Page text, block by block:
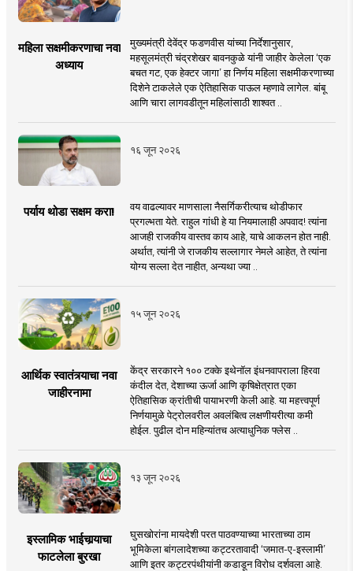
महिला सक्षमीकरणाचा नवा
अध्याय
मुख्यमंत्री देवेंद्र फडणवीस यांच्या निर्देशानुसार,
महसूलमंत्री चंद्रशेखर बावनकुळे यांनी जाहीर केलेला ‘एक
बचत गट, एक हेक्टर जागा’ हा निर्णय महिला सक्षमीकरणाच्या
दिशेने टाकलेले एक ऐतिहासिक पाऊल म्हणावे लागेल. बांबू
आणि चारा लागवडीतून महिलांसाठी शाश्वत ..
१६ जून २०२६
पर्याय थोडा सक्षम करा!
वय वाढल्यावर माणसाला नैसर्गिकरीत्याच थोडीफार
प्रगल्भता येते. राहुल गांधी हे या नियमालाही अपवाद! त्यांना
आजही राजकीय वास्तव काय आहे, याचे आकलन होत नाही.
अर्थात, त्यांनी जे राजकीय सल्लागार नेमले आहेत, ते त्यांना
योग्य सल्ला देत नाहीत, अन्यथा ज्या ..
१५ जून २०२६
आर्थिक स्वातंत्र्याचा नवा
जाहीरनामा
केंद्र सरकारने १०० टक्के इथेनॉल इंधनवापराला हिरवा
कंदील देत, देशाच्या ऊर्जा आणि कृषिक्षेत्रात एका
ऐतिहासिक क्रांतीची पायाभरणी केली आहे. या महत्त्वपूर्ण
निर्णयामुळे पेट्रोलवरील अवलंबित्व लक्षणीयरीत्या कमी
होईल. पुढील दोन महिन्यांतच अत्याधुनिक फ्लेस ..
१३ जून २०२६
इस्लामिक भाईचार्‍याचा
फाटलेला बुरखा
घुसखोरांना मायदेशी परत पाठवण्याच्या भारताच्या ठाम
भूमिकेला बांगलादेशच्या कट्टरतावादी ‘जमात-ए-इस्लामी’
आणि इतर कट्टरपंथीयांनी कडाडून विरोध दर्शवला आहे.